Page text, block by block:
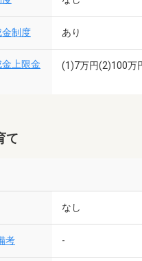
制度 あり
上限金
(1)7万円(2)100万
て
なし
考 -